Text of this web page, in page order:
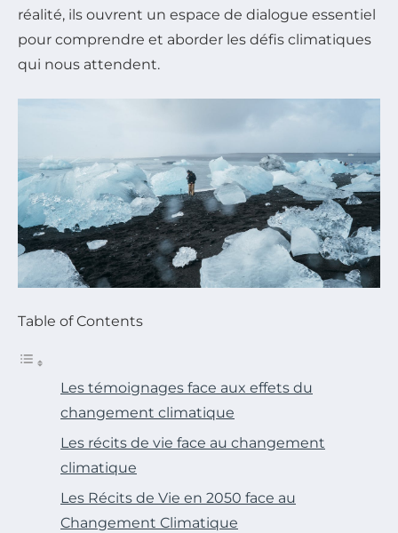
réalité, ils ouvrent un espace de dialogue essentiel
pour comprendre et aborder les défis climatiques
qui nous attendent.
Table of Contents
Les témoignages face aux effets du
changement climatique
Les récits de vie face au changement
climatique
Les Récits de Vie en 2050 face au
Changement Climatique